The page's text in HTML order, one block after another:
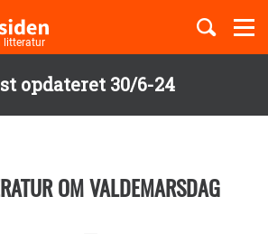
opdateret 30/6-24
litteratur
Børnebøger
OM VALDEMARSDAG